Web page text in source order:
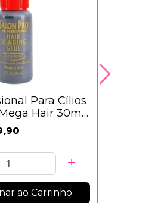
Para Cílios
Hair 30ml
ao Carrinho